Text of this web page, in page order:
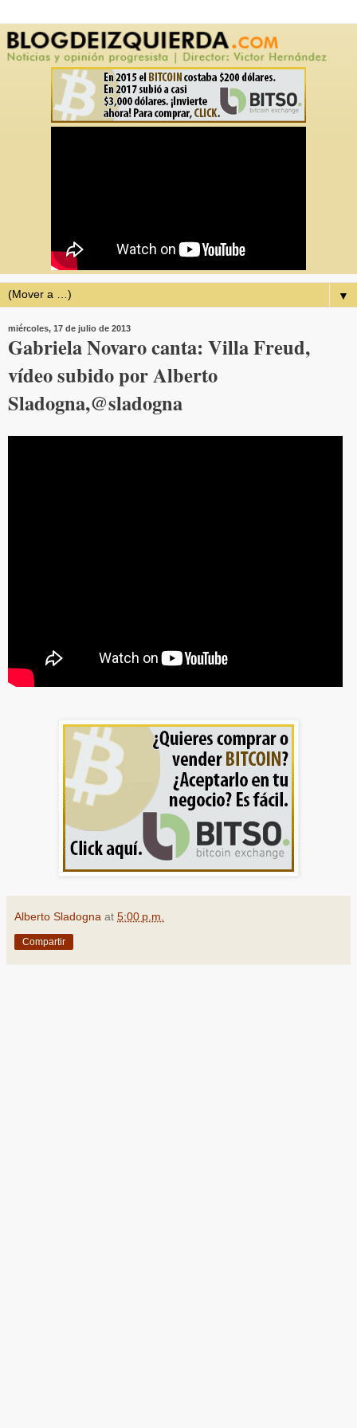
▼
miércoles, 17 de julio de 2013
Gabriela Novaro canta: Villa Freud,
vídeo subido por Alberto
Sladogna,@sladogna
Alberto Sladogna at 5:00 p.m.
Compartir